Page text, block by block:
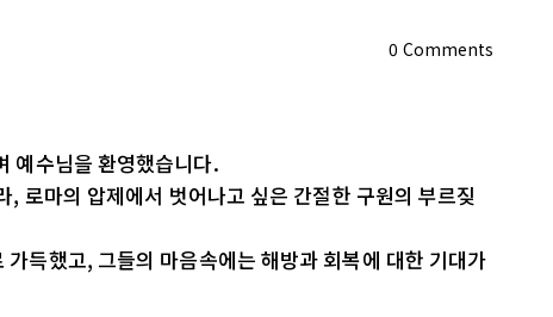
0 Comments
예수님을 환영했습니다.
로마의 압제에서 벗어나고 싶은 간절한 구원의 부르짖
득했고, 그들의 마음속에는 해방과 회복에 대한 기대가